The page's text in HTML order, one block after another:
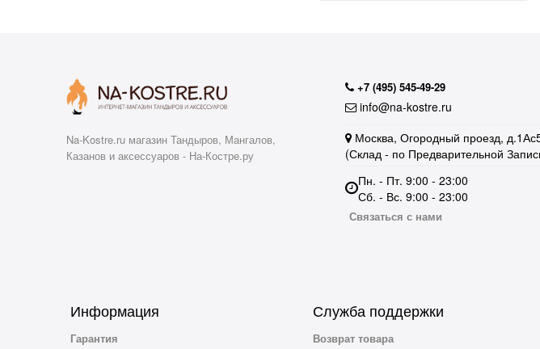
Na-Kostre.ru магазин Тандыров, Мангалов,
Казанов и аксессуаров - На-Костре.ру
+7 (495) 545-49-29
info@na-kostre.ru
Москва, Огородный проезд,
(Склад - по Предварительной
Пн. - Пт. 9:00 - 23:00
Сб. - Вс. 9:00 - 23:00
Связаться с нами
Информация
Гарантия
Служба поддержки
Возврат товара